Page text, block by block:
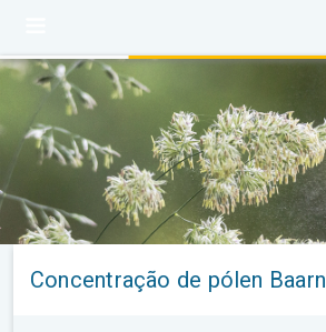
Concentração de pólen Baarn